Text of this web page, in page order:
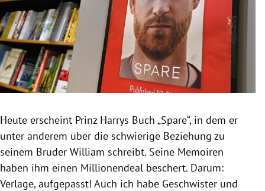
Untermenü
Untermenü
Untermenü
Untermenü
Untermenü
Heute erscheint Prinz Harrys Buch „Spare“, in dem er
unter anderem über die schwierige Beziehung zu
seinem Bruder William schreibt. Seine Memoiren
haben ihm einen Millionendeal beschert. Darum:
Verlage, aufgepasst! Auch ich habe Geschwister und